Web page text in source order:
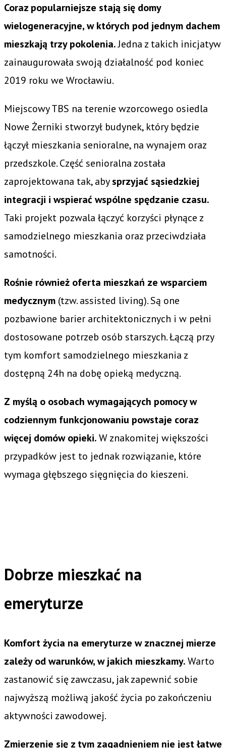
Coraz popularniejsze stają się domy
wielogeneracyjne, w których pod jednym dachem
mieszkają trzy pokolenia.Jedna z takich inicjatyw
zainaugurowała swoją działalność pod koniec
2019 roku we Wrocławiu.
Miejscowy TBS na terenie wzorcowego osiedla
Nowe Żerniki stworzył budynek, który będzie
łączył mieszkania senioralne, na wynajem oraz
przedszkole. Część senioralna została
zaprojektowana tak, abysprzyjać sąsiedzkiej
integracji i wspierać wspólne spędzanie czasu.
Taki projekt pozwala łączyć korzyści płynące z
samodzielnego mieszkania oraz przeciwdziała
samotności.
Rośnie również oferta mieszkań ze wsparciem
medycznym (tzw. assisted living). Są one
pozbawione barier architektonicznych i w pełni
dostosowane potrzeb osób starszych. Łączą przy
tym komfort samodzielnego mieszkania z
dostępną 24h na dobę opieką medyczną.
Z myślą o osobach wymagających pomocy w
codziennym funkcjonowaniu powstaje coraz
więcej domów opieki.W znakomitej większości
przypadków jest to jednak rozwiązanie, które
wymaga głębszego sięgnięcia do kieszeni.
Dobrze mieszkać na
emeryturze
Komfort życia na emeryturze w znacznej mierze
zależy od warunków, w jakich mieszkamy.Warto
zastanowić się zawczasu, jak zapewnić sobie
najwyższą możliwą jakość życia po zakończeniu
aktywności zawodowej.
Zmierzenie się z tym zagadnieniem nie jest łatwe